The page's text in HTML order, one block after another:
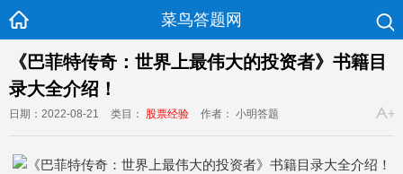
菜鸟答题网
《巴菲特传奇：世界上最伟大的投资者》书籍目
录大全介绍！
日期：2022-08-21 类目： 股票经验 作者： 小明答题